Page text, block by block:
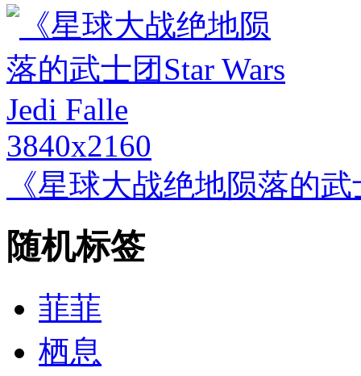
3840x2160
《星球大战绝地陨落的武
随机标签
菲菲
栖息